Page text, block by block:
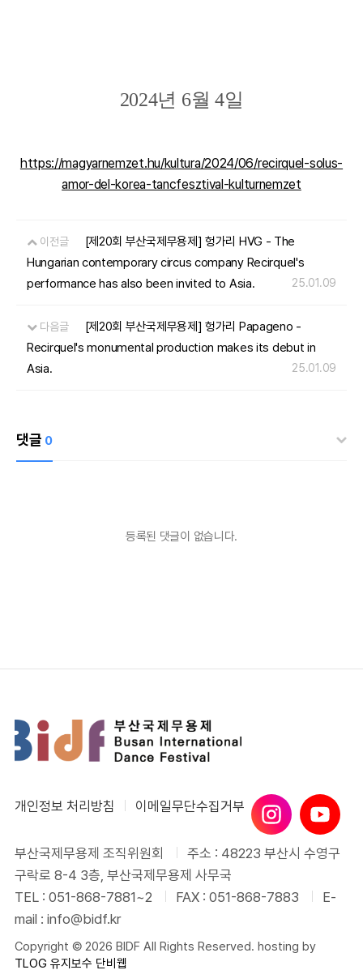
2024년 6월 4일
https://magyarnemzet.hu/kultura/2024/06/recirquel-solus-
amor-del-korea-tancfesztival-kulturnemzet
이전글
[제20회 부산국제무용제] 헝가리 HVG - The
Hungarian contemporary circus company Recirquel's
performance has also been invited to Asia.
25.01.09
다음글
[제20회 부산국제무용제] 헝가리 Papageno -
Recirquel's monumental production makes its debut in
Asia.
25.01.09
댓글 0
등록된 댓글이 없습니다.
개인정보 처리방침 이메일무단수집거부
부산국제무용제 조직위원회
주소 : 48223 부산시 수영구
구락로 8-4 3층, 부산국제무용제 사무국
TEL : 051-868-7881~2
FAX : 051-868-7883
E-
mail : info@bidf.kr
Copyright © 2026 BIDF All Rights Reserved. hosting by
TLOG 유지보수 단비웹